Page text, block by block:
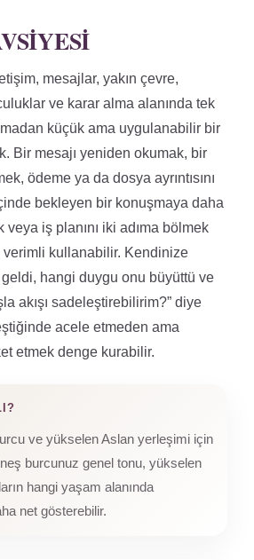
mesajlar, yakın çevre,
ve karar alma alanında tek
küçük ama uygulanabilir bir
Bir mesajı yeniden okumak, bir
ödeme ya da dosya ayrıntısını
bekleyen bir konuşmaya daha
iş planını iki adıma bölmek
kullanabilir. Kendinize
hangi duygu onu büyüttü ve
akışı sadeleştirebilirim?” diye
acele etmeden ama
etmek denge kurabilir.
ve yükselen Aslan yerleşimi için
burcunuz genel tonu, yükselen
hangi yaşam alanında
net gösterebilir.